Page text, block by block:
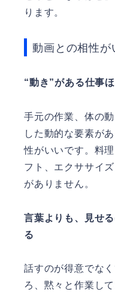
ります。
動画との相性が
“動き”がある仕事
手元の作業、体の
した動的な要素が
性がいいです。料
フト、エクササイ
がありません。
言葉よりも、見せ
る
話すのが得意でな
ろ、黙々と作業し